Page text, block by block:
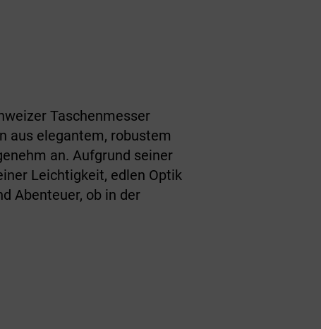
Taschenmesser
aus elegantem, robustem
an. Aufgrund seiner
Leichtigkeit, edlen Optik
Abenteuer, ob in der